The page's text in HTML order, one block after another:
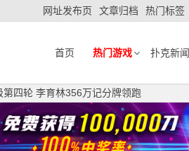
网址发布页 文章归档 热门标签
首页 热门游戏 扑克新闻
第四轮 李育林356万记分牌领跑